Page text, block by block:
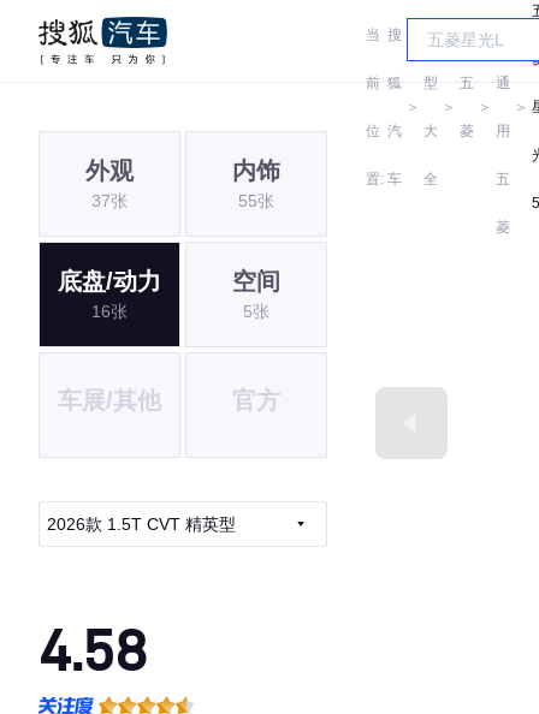
当
前
位
置:
搜
狐
汽
车
＞
车
型
大
全
＞
五
菱
＞
汽
通
用
五
菱
＞
外观
37张
内饰
55张
底盘/动力
16张
空间
5张
车展/其他 官方
2026款 1.5T CVT 精英型
4.58